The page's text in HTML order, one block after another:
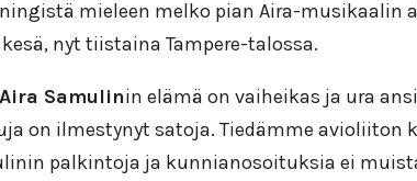
mieleen melko pian Aira-
nyt tiistaina Tampere-talossa.
Aira Samulinin elämä on vaiheikas ja ura
on ilmestynyt satoja. Tiedämme
palkintoja ja kunnianosoituksia ei